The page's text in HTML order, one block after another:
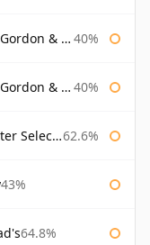
Macphail 40%
19 Year Old 40%
62.6%
43%
64.8%